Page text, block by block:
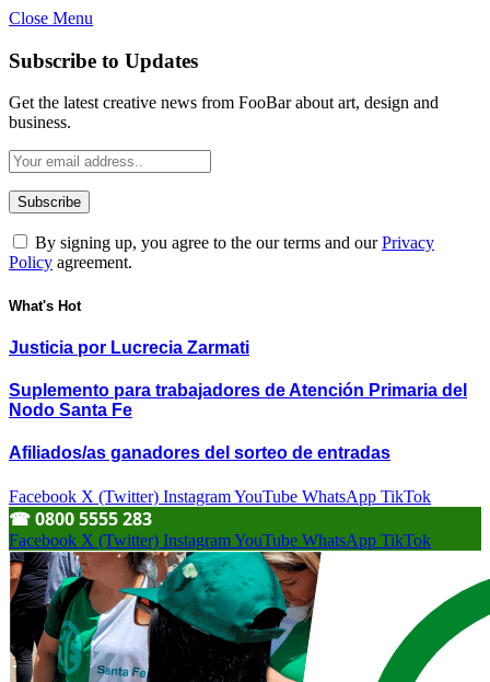
Close Menu
Subscribe to Updates
Get the latest creative news from FooBar about art, design and
business.
By signing up, you agree to the our terms and ourPrivacy
Policy agreement.
What's Hot
Justicia por Lucrecia Zarmati
Suplemento para trabajadores de Atención Primaria del
Nodo Santa Fe
Afiliados/as ganadores del sorteo de entradas
Facebook X (Twitter) InstagramYouTube WhatsApp TikTok
☎︎ 0800 5555 283
Facebook X (Twitter) InstagramYouTube WhatsApp TikTok